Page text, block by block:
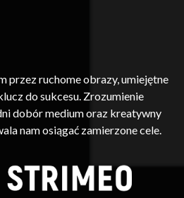
przez ruchome obrazy, umiejętne
do sukcesu. Zrozumienie
dobór medium oraz kreatywny
nam osiągać zamierzone cele.